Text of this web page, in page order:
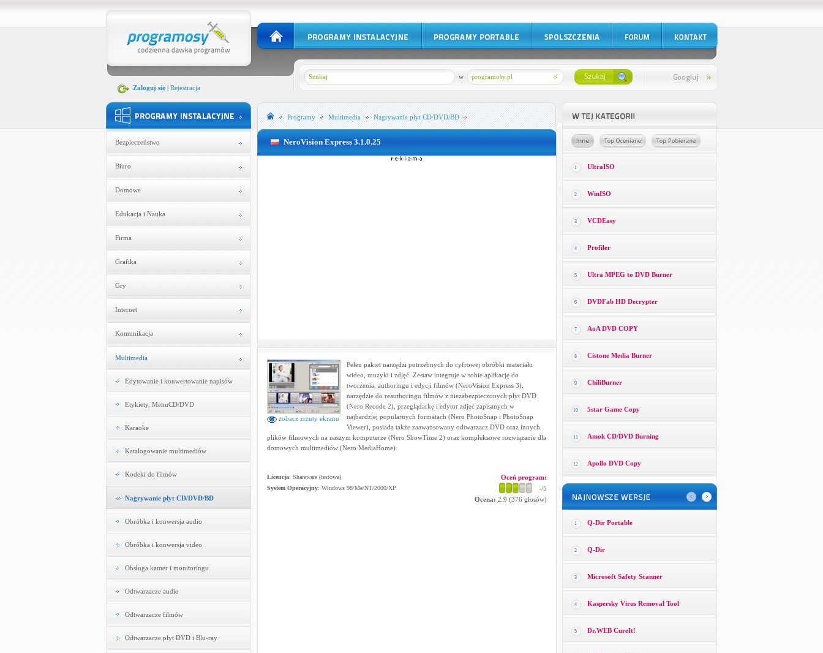
Zaloguj się| Rejestracja
programosy.pl
w
Bezpieczeństwo
Biuro
Domowe
Edukacja i Nauka
Firma
Grafika
Gry
Internet
Komunikacja
Multimedia
Edytowanie i konwertowanie napisów
Etykiety, MenuCD/DVD
Karaoke
Katalogowanie multimediów
Kodeki do filmów
Nagrywanie płyt CD/DVD/BD
Obróbka i konwersja audio
Obróbka i konwersja video
Obsługa kamer i monitoringu
Odtwarzacze audio
Odtwarzacze filmów
Odtwarzacze płyt DVD i Blu-ray
Programy Multimedia Nagrywanie płyt CD/DVD/BD
NeroVision Express 3.1.0.25
zobacz zrzuty ekranu
Pełen pakiet narzędzi potrzebnych do cyfrowej obróbki materiału
wideo, muzyki i zdjęć. Zestaw integruje w sobie aplikację do
tworzenia, authoringu i edycji filmów (NeroVision Express 3),
narzędzie do reauthoringu filmów z niezabezpieczonych płyt DVD
(Nero Recode 2), przeglądarkę i edytor zdjęć zapisanych w
najbardziej popularnych formatach (Nero PhotoSnap i PhotoSnap
Viewer), posiada także zaawansowany odtwarzacz DVD oraz innych
plików filmowych na naszym komputerze (Nero ShowTime 2) oraz kompleksowe rozwiązanie dla
domowych multimediów (Nero MediaHome).
Licencja: Shareware (testowa)
System Operacyjny: Windows 98/Me/NT/2000/XP
Oceń program:
-/5
Ocena: 2.9 (376 głosów)
1 UltraISO
2 WinISO
3 VCDEasy
4 Profiler
5 Ultra MPEG to DVD Burner
6 DVDFab HD Decrypter
7 AoA DVD COPY
8 Cistone Media Burner
9 ChiliBurner
10 5star Game Copy
11 Amok CD/DVD Burning
12 Apollo DVD Copy
1 Q-Dir Portable
2 Q-Dir
3 Microsoft Safety Scanner
4 Kaspersky Virus Removal Tool
5 Dr.WEB CureIt!